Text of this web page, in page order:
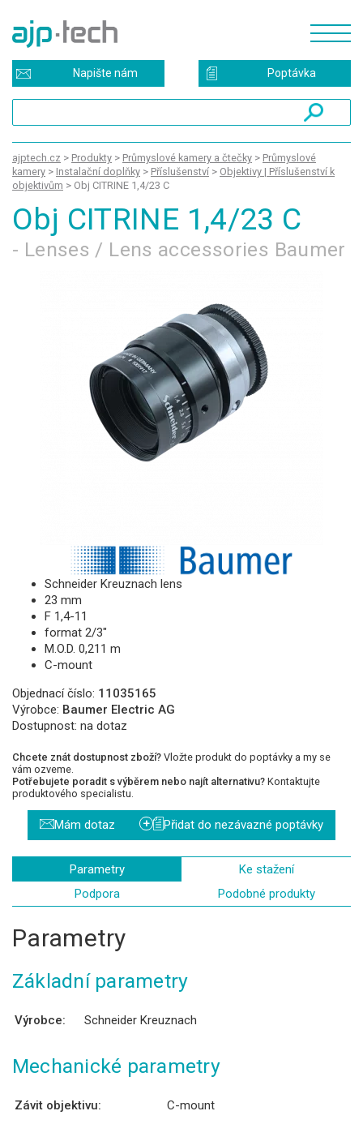
Poptávka
Napište nám
ajptech.cz > Produkty > Průmyslové kamery a čtečky > Průmyslové
kamery > Instalační doplňky > Příslušenství > Objektivy | Příslušenství k
objektivům > Obj CITRINE 1,4/23 C
Obj CITRINE 1,4/23 C
- Lenses / Lens accessories Baumer
Schneider Kreuznach lens
23 mm
F 1,4-11
format 2/3"
M.O.D. 0,211 m
C-mount
Objednací číslo: 11035165
Výrobce: Baumer Electric AG
Dostupnost: na dotaz
Chcete znát dostupnost zboží? Vložte produkt do poptávky a my se
vám ozveme.
Potřebujete poradit s výběrem nebo najít alternativu? Kontaktujte
produktového specialistu.
Mám dotaz + Přidat do nezávazné poptávky
Parametry
Ke stažení
Podpora
Podobné produkty
Parametry
Základní parametry
Výrobce: Schneider Kreuznach
Mechanické parametry
Závit objektivu:
C-mount